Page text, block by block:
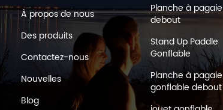
À propos de nous
Des produits
Contactez-nous
Nouvelles
Blog
Planche à pagaie
debout
Stand Up Paddle
Gonflable
Planche à pagaie
gonflable debout